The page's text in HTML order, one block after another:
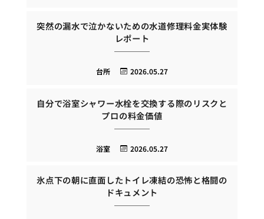
突然の漏水で泣かないための水道修理料金実体験
レポート
2026.05.27
台所
自分で浴室シャワー水栓を交換する際のリスクと
プロの料金価値
2026.05.27
浴室
氷点下の朝に直面したトイレ凍結の恐怖と格闘の
ドキュメント